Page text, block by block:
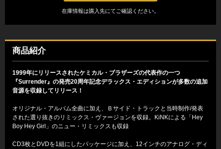
在庫情報は購入先にてご確認ください。
商品紹介
1999年にリリースされたケミカル・ブラザーズの代表作の一つ
『Surrender』の発売20周年記念デラックス・エディションが多数の追加
音源を収録してリリース！
オリジナル・アルバム全曲に加え、Ｂサイド・トラックと当時制作/発表
された選り抜きのリミックス・ヴァージョンを収録。KiNKによる「Hey
Boy Hey Girl」のニュー・リミックスも収録
CD3枚とDVDを1組にしたパッケージに加え、12インチのアナログ・ディ